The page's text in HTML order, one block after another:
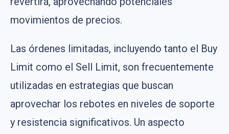
movimientos de precios.
Las órdenes limitadas, incluyendo tanto el Buy
Limit como el Sell Limit, son frecuentemente
utilizadas en estrategias que buscan
aprovechar los rebotes en niveles de soporte
y resistencia significativos. Un aspecto